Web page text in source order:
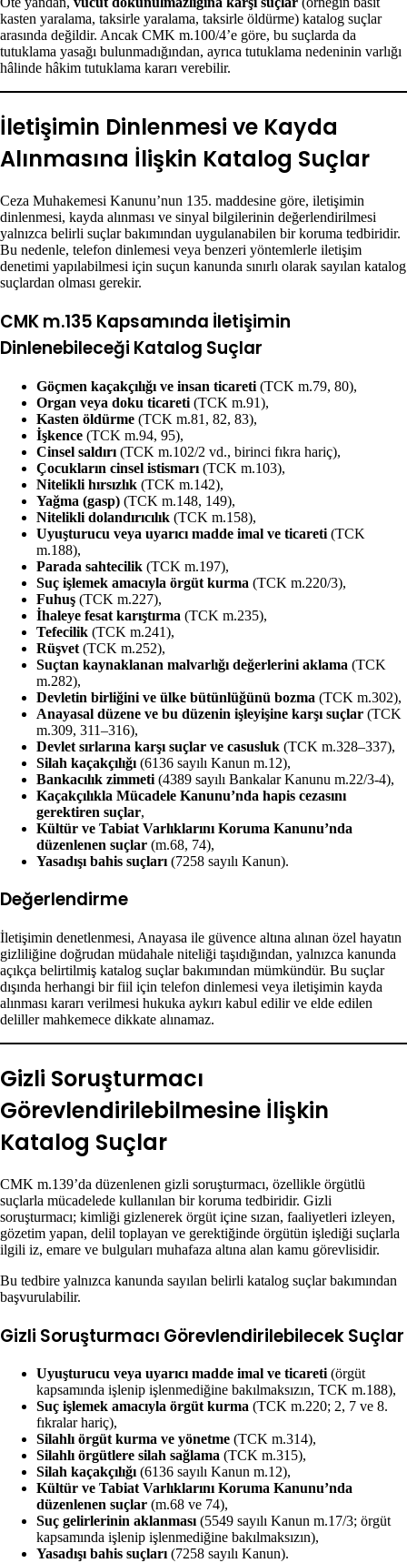
kasten yaralama, taksirle yaralama, taksirle öldürme) katalog suçlar
arasında değildir. Ancak CMK m.100/4’e göre, bu suçlarda da
tutuklama yasağı bulunmadığından, ayrıca tutuklama nedeninin varlığı
hâlinde hâkim tutuklama kararı verebilir.
İletişimin Dinlenmesi ve Kayda
Alınmasına İlişkin Katalog Suçlar
Ceza Muhakemesi Kanunu’nun 135. maddesine göre, iletişimin
dinlenmesi, kayda alınması ve sinyal bilgilerinin değerlendirilmesi
yalnızca belirli suçlar bakımından uygulanabilen bir koruma tedbiridir.
Bu nedenle, telefon dinlemesi veya benzeri yöntemlerle iletişim
denetimi yapılabilmesi için suçun kanunda sınırlı olarak sayılan katalog
suçlardan olması gerekir.
CMK m.135 Kapsamında İletişimin
Dinlenebileceği Katalog Suçlar
Göçmen kaçakçılığı ve insan ticareti (TCK m.79, 80),
Organ veya doku ticareti (TCK m.91),
Kasten öldürme (TCK m.81, 82, 83),
İşkence (TCK m.94, 95),
Cinsel saldırı (TCK m.102/2 vd., birinci fıkra hariç),
Çocukların cinsel istismarı (TCK m.103),
Nitelikli hırsızlık (TCK m.142),
Yağma (gasp) (TCK m.148, 149),
Nitelikli dolandırıcılık (TCK m.158),
Uyuşturucu veya uyarıcı madde imal ve ticareti (TCK
m.188),
Parada sahtecilik (TCK m.197),
Suç işlemek amacıyla örgüt kurma (TCK m.220/3),
Fuhuş (TCK m.227),
İhaleye fesat karıştırma (TCK m.235),
Tefecilik (TCK m.241),
Rüşvet (TCK m.252),
Suçtan kaynaklanan malvarlığı değerlerini aklama (TCK
m.282),
Devletin birliğini ve ülke bütünlüğünü bozma (TCK m.302),
Anayasal düzene ve bu düzenin işleyişine karşı suçlar (TCK
m.309, 311–316),
Devlet sırlarına karşı suçlar ve casusluk (TCK m.328–337),
Silah kaçakçılığı (6136 sayılı Kanun m.12),
Bankacılık zimmeti (4389 sayılı Bankalar Kanunu m.22/3-4),
Kaçakçılıkla Mücadele Kanunu’nda hapis cezasını
gerektiren suçlar,
Kültür ve Tabiat Varlıklarını Koruma Kanunu’nda
düzenlenen suçlar (m.68, 74),
Yasadışı bahis suçları (7258 sayılı Kanun).
Değerlendirme
İletişimin denetlenmesi, Anayasa ile güvence altına alınan özel hayatın
gizliliğine doğrudan müdahale niteliği taşıdığından, yalnızca kanunda
açıkça belirtilmiş katalog suçlar bakımından mümkündür. Bu suçlar
dışında herhangi bir fiil için telefon dinlemesi veya iletişimin kayda
alınması kararı verilmesi hukuka aykırı kabul edilir ve elde edilen
deliller mahkemece dikkate alınamaz.
Gizli Soruşturmacı
Görevlendirilebilmesine İlişkin
Katalog Suçlar
CMK m.139’da düzenlenen gizli soruşturmacı, özellikle örgütlü
suçlarla mücadelede kullanılan bir koruma tedbiridir. Gizli
soruşturmacı; kimliği gizlenerek örgüt içine sızan, faaliyetleri izleyen,
gözetim yapan, delil toplayan ve gerektiğinde örgütün işlediği suçlarla
ilgili iz, emare ve bulguları muhafaza altına alan kamu görevlisidir.
Bu tedbire yalnızca kanunda sayılan belirli katalog suçlar bakımından
başvurulabilir.
Gizli Soruşturmacı Görevlendirilebilecek Suçlar
Uyuşturucu veya uyarıcı madde imal ve ticareti (örgüt
kapsamında işlenip işlenmediğine bakılmaksızın, TCK m.188),
Suç işlemek amacıyla örgüt kurma (TCK m.220; 2, 7 ve 8.
fıkralar hariç),
Silahlı örgüt kurma ve yönetme (TCK m.314),
Silahlı örgütlere silah sağlama (TCK m.315),
Silah kaçakçılığı (6136 sayılı Kanun m.12),
Kültür ve Tabiat Varlıklarını Koruma Kanunu’nda
düzenlenen suçlar (m.68 ve 74),
Suç gelirlerinin aklanması (5549 sayılı Kanun m.17/3; örgüt
kapsamında işlenip işlenmediğine bakılmaksızın),
Yasadışı bahis suçları (7258 sayılı Kanun).